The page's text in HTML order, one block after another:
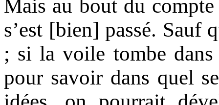
Mais au bout du
s’est [bien] passé. Sauf
; si la voile tombe
pour savoir dans quel